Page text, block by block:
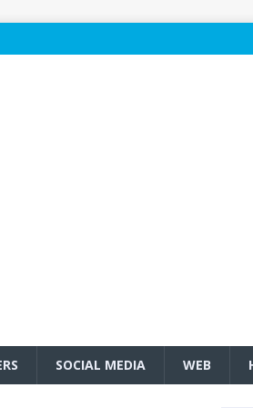
SOCIAL MEDIA WEB